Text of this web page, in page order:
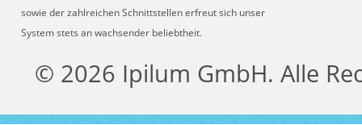
sowie der zahlreichen Schnittstellen erfreut sich unser
System stets an wachsender beliebtheit.
© 2026 Ipilum GmbH. Alle